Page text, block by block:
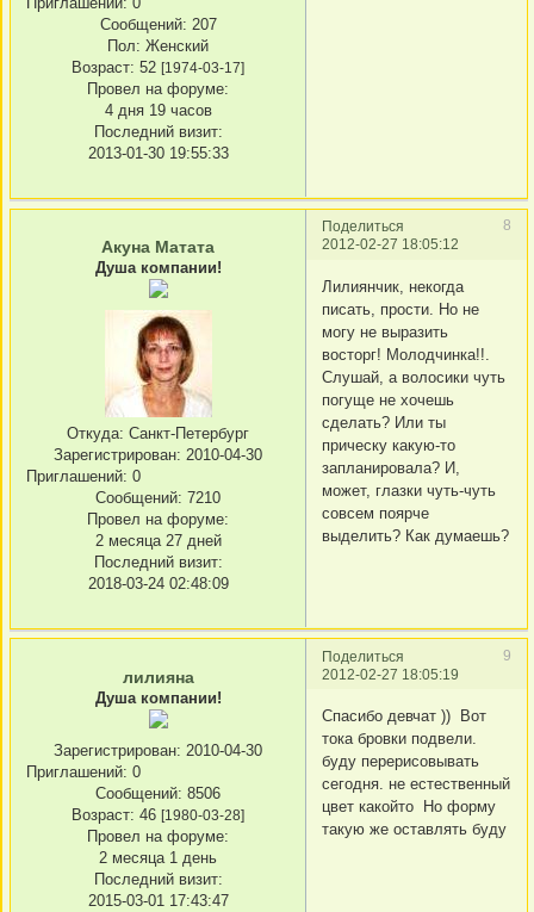
Сообщений: 207
Пол: Женский
Возраст: 52 [1974-03-17]
Провел на форуме:
4 дня 19 часов
Последний визит:
2013-01-30 19:55:33
Поделиться
8
2012-02-27 18:05:12
Акуна Матата
Душа компании!
Откуда: Санкт-Петербург
Зарегистрирован: 2010-04-30
Приглашений: 0
Сообщений: 7210
Провел на форуме:
2 месяца 27 дней
Последний визит:
2018-03-24 02:48:09
Лилиянчик, некогда
писать, прости. Но не
могу не выразить
восторг! Молодчинка!!.
Слушай, а волосики чуть
погуще не хочешь
сделать? Или ты
прическу какую-то
запланировала? И,
может, глазки чуть-чуть
совсем поярче
выделить? Как думаешь?
Поделиться
9
2012-02-27 18:05:19
лилияна
Душа компании!
Зарегистрирован: 2010-04-30
Приглашений: 0
Сообщений: 8506
Возраст: 46 [1980-03-28]
Провел на форуме:
2 месяца 1 день
Последний визит:
2015-03-01 17:43:47
Спасибо девчат )) Вот
тока бровки подвели.
буду перерисовывать
сегодня. не естественный
цвет какойто Но форму
такую же оставлять буду